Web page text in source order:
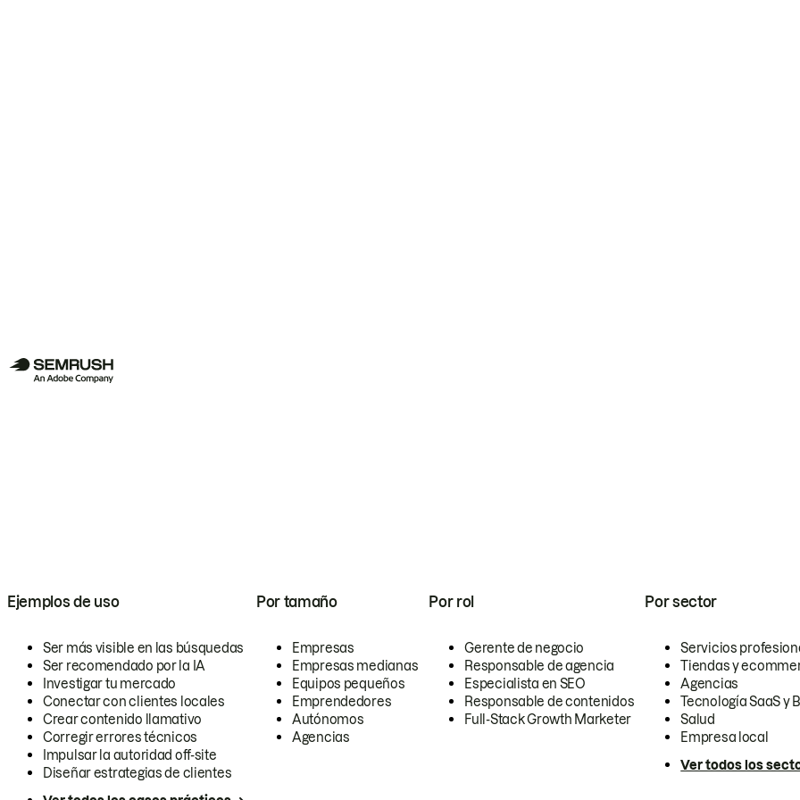
Ejemplos de uso
Ser más visible en las búsquedas
Ser recomendado por la IA
Investigar tu mercado
Conectar con clientes locales
Crear contenido llamativo
Corregir errores técnicos
Impulsar la autoridad off-site
Diseñar estrategias de clientes
Por tamaño
Empresas
Empresas medianas
Equipos pequeños
Emprendedores
Autónomos
Agencias
Por rol
Gerente de negocio
Responsable de agencia
Especialista en SEO
Responsable de contenidos
Full-Stack Growth Marketer
Por sector
Servicios
Tiendas y
Agencias
Tecnología SaaS y
Salud
Empresa local
Ver todos los